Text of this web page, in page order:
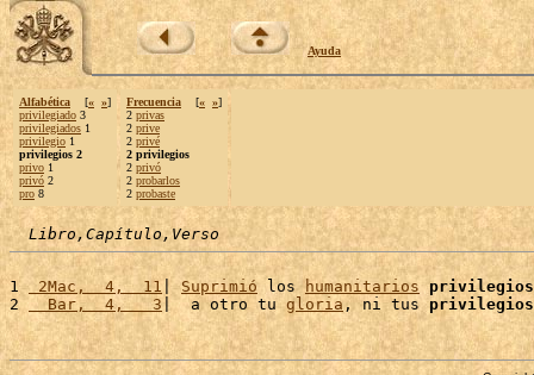
Ayuda
Alfabética [« »]
privilegiado 3
privilegiados 1
privilegio 1
privilegios 2
privo 1
privó 2
pro 8
Frecuencia [« »]
2 privas
2 prive
2 privé
2 privilegios
2 privó
2 probarlos
2 probaste
Libro,Capítulo,Verso
1 2Mac,  4,  11 | Suprimió los humanitarios
privilegios
2
  Bar,  4,   3
|  a otro tu gloria , ni tus privilegios